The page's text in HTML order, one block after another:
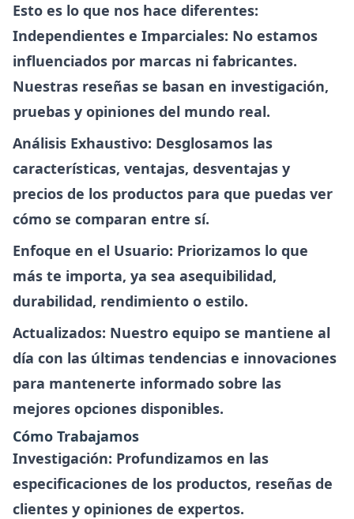
Esto es lo que nos hace diferentes:
Independientes e Imparciales: No estamos
influenciados por marcas ni fabricantes.
Nuestras reseñas se basan en investigación,
pruebas y opiniones del mundo real.
Análisis Exhaustivo: Desglosamos las
características, ventajas, desventajas y
precios de los productos para que puedas ver
cómo se comparan entre sí.
Enfoque en el Usuario: Priorizamos lo que
más te importa, ya sea asequibilidad,
durabilidad, rendimiento o estilo.
Actualizados: Nuestro equipo se mantiene al
día con las últimas tendencias e innovaciones
para mantenerte informado sobre las
mejores opciones disponibles.
Cómo Trabajamos
Investigación: Profundizamos en las
especificaciones de los productos, reseñas de
clientes y opiniones de expertos.